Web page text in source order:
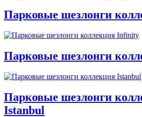
Парковые шезлонги
Парковые шезлонги
Парковые шезлонги
Istanbul